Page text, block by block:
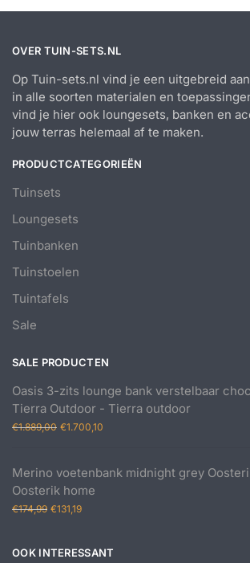
OVER TUIN-SETS.NL
Op Tuin-sets.nl vind je een uitgebreid
in alle soorten materialen en
vind je hier ook loungesets, banken en
jouw terras helemaal af te maken.
PRODUCTCATEGORIEËN
Tuinsets
Loungesets
Tuinbanken
Tuinstoelen
Tuintafels
Sale
SALE PRODUCTEN
Oasis 3-zits lounge bank verstelbaar
Tierra Outdoor - Tierra outdoor
€1.889,00 Oorspronkelijke
€1.889,00.
€1.700,10
€1.700,10.
Merino voetenbank midnight grey
Oosterik home
€174,99 Oorspronkelijke
€131,19Huidige
OOK INTERESSANT